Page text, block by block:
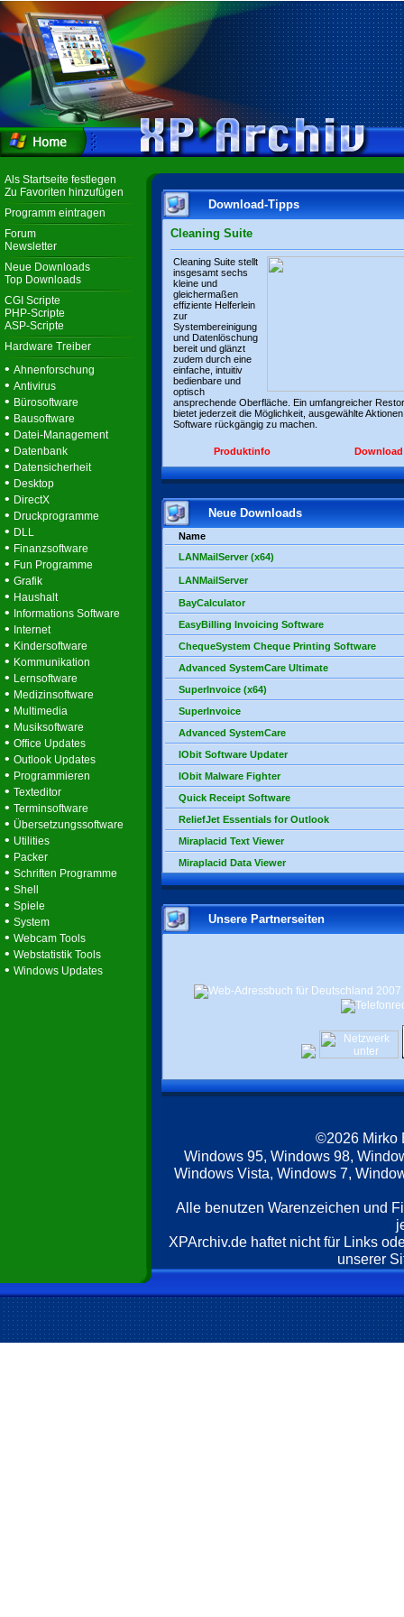
Als Startseite festlegen
Zu Favoriten hinzufügen
Programm eintragen
Forum
Newsletter
Neue Downloads
Top Downloads
CGI Scripte
PHP-Scripte
ASP-Scripte
Hardware Treiber
• Ahnenforschung
• Antivirus
• Bürosoftware
• Bausoftware
• Datei-Management
• Datenbank
• Datensicherheit
• Desktop
• DirectX
• Druckprogramme
• DLL
• Finanzsoftware
• Fun Programme
• Grafik
• Haushalt
• Informations Software
• Internet
• Kindersoftware
• Kommunikation
• Lernsoftware
• Medizinsoftware
• Multimedia
• Musiksoftware
• Office Updates
• Outlook Updates
• Programmieren
• Texteditor
• Terminsoftware
• Übersetzungssoftware
• Utilities
• Packer
• Schriften Programme
• Shell
• Spiele
• System
• Webcam Tools
• Webstatistik Tools
• Windows Updates
Download-Tipps
Cleaning Suite
Cleaning Suite stellt
insgesamt sechs
kleine und
gleichermaßen
effiziente Helferlein
zur
Systembereinigung
und Datenlöschung
bereit und glänzt
zudem durch eine
einfache, intuitiv
bedienbare und
optisch
ansprechende Oberfläche. Ein umfangreicher
bietet jederzeit die Möglichkeit, ausgewählte
Software rückgängig zu machen.
Produktinfo Download
Neue Downloads
Name
LANMailServer (x64)
LANMailServer
BayCalculator
EasyBilling Invoicing Software
ChequeSystem Cheque Printing Software
Advanced SystemCare Ultimate
SuperInvoice (x64)
SuperInvoice
Advanced SystemCare
IObit Software Updater
IObit Malware Fighter
Quick Receipt Software
ReliefJet Essentials for Outlook
Miraplacid Text Viewer
Miraplacid Data Viewer
Unsere Partnerseiten
©2026 Mirko
Windows 95, Windows 98,
Windows Vista, Windows 7,
Alle benutzen Warenzeichen und
XPArchiv.de haftet nicht für Links
unserer